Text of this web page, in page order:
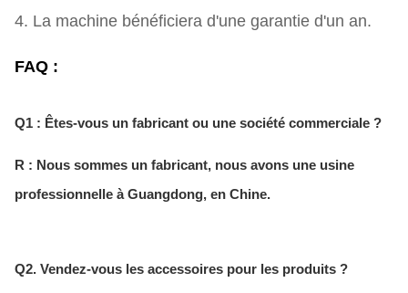
4. La machine bénéficiera d'une garantie d'un an.
FAQ :
Q1 : Êtes-vous un fabricant ou une société commerciale ?
R : Nous sommes un fabricant, nous avons une usine
professionnelle à Guangdong, en Chine.
Q2. Vendez-vous les accessoires pour les produits ?